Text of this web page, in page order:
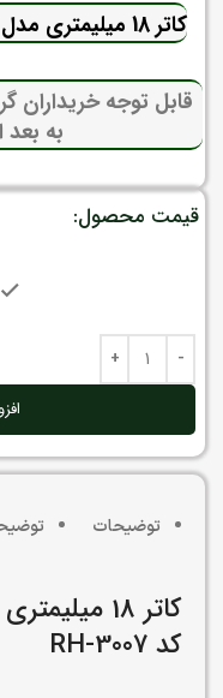
کاتر 18 میلیمتری مدل SPEEDY رونیکس کد RH-3007
به
قیمت محصول:
توضیحات
کد RH-3007